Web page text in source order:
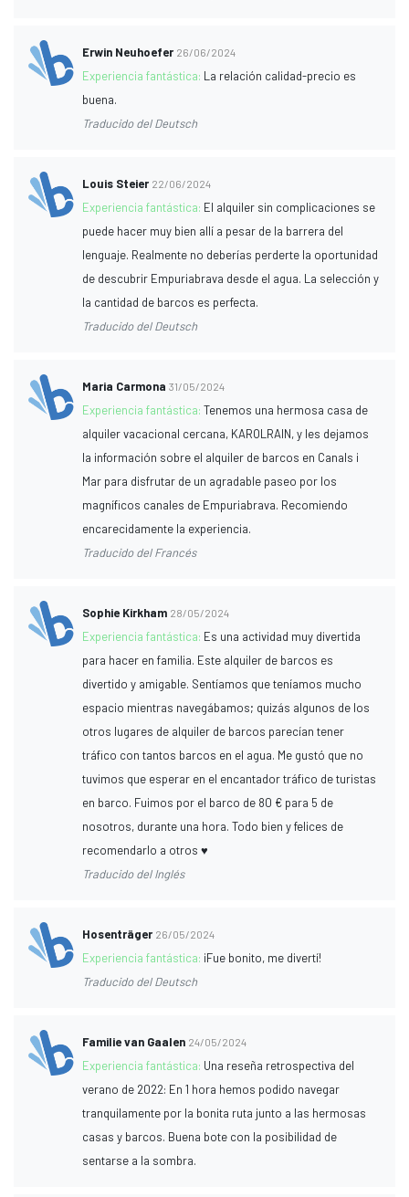
Erwin Neuhoefer 26/06/2024
Experiencia fantástica: La relación calidad-precio es
buena.
Traducido del Deutsch
Louis Steier 22/06/2024
Experiencia fantástica: El alquiler sin complicaciones se
puede hacer muy bien allí a pesar de la barrera del
lenguaje. Realmente no deberías perderte la oportunidad
de descubrir Empuriabrava desde el agua. La selección y
la cantidad de barcos es perfecta.
Traducido del Deutsch
Maria Carmona 31/05/2024
Experiencia fantástica:Tenemos una hermosa casa de
alquiler vacacional cercana, KAROLRAIN, y les dejamos
la información sobre el alquiler de barcos en Canals i
Mar para disfrutar de un agradable paseo por los
magníficos canales de Empuriabrava. Recomiendo
encarecidamente la experiencia.
Traducido del Francés
Sophie Kirkham 28/05/2024
Experiencia fantástica: Es una actividad muy divertida
para hacer en familia. Este alquiler de barcos es
divertido y amigable. Sentíamos que teníamos mucho
espacio mientras navegábamos; quizás algunos de los
otros lugares de alquiler de barcos parecían tener
tráfico con tantos barcos en el agua. Me gustó que no
tuvimos que esperar en el encantador tráfico de turistas
en barco. Fuimos por el barco de 80 € para 5 de
nosotros, durante una hora. Todo bien y felices de
recomendarlo a otros ♥️
Traducido del Inglés
Hosenträger 26/05/2024
Experiencia fantástica: ¡Fue bonito, me divertí!
Traducido del Deutsch
Familie van Gaalen 24/05/2024
Experiencia fantástica: Una reseña retrospectiva del
verano de 2022: En 1 hora hemos podido navegar
tranquilamente por la bonita ruta junto a las hermosas
casas y barcos. Buena bote con la posibilidad de
sentarse a la sombra.